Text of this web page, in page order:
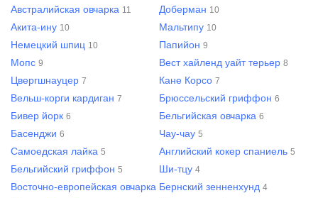
Австралийская овчарка 11 Доберман 10
Акита-ину 10 Мальтипу 10
Немецкий шпиц 10 Папийон 9
Мопс 9 Вест хайленд уайт терьер 8
Цвергшнауцер 7 Кане Корсо 7
Вельш-корги кардиган 7 Брюссельский гриффон 6
Бивер йорк 6 Бельгийская овчарка 6
Басенджи 6 Чау-чау 5
Самоедская лайка 5 Английский кокер спаниель 5
Бельгийский гриффон 5 Ши-тцу 4
Восточно-европейская овчарка 4
Бернский зенненхунд 4